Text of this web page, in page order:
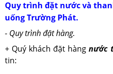
Quy trình đặt nước và
uống Trường Phát.
- Quy trình đặt hàng.
+ Quý khách đặt hàng nước
tin: